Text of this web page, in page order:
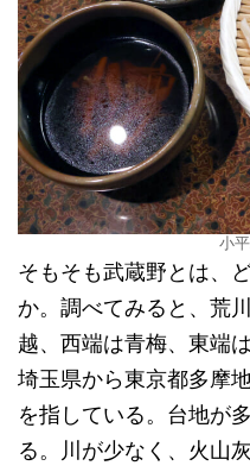
小
そもそも武蔵野とは、
か。調べてみると、荒
越、西端は青梅、東端
埼玉県から東京都多摩
を指している。台地が
る。川が少なく、火山